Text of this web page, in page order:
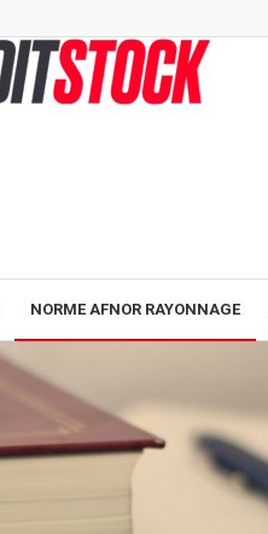
NORME AFNOR RAYONNAGE